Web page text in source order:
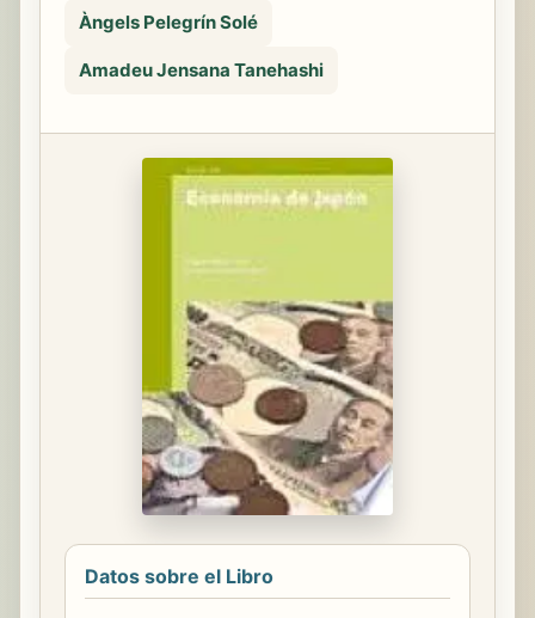
Àngels Pelegrín Solé
Amadeu Jensana Tanehashi
Datos sobre el Libro